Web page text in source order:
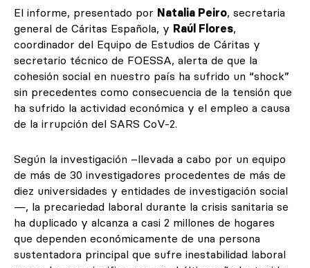
El informe, presentado por Natalia Peiro, secretaria
general de Cáritas Española, y Raúl Flores,
coordinador del Equipo de Estudios de Cáritas y
secretario técnico de FOESSA, alerta de que la
cohesión social en nuestro país ha sufrido un “shock”
sin precedentes como consecuencia de la tensión que
ha sufrido la actividad económica y el empleo a causa
de la irrupción del SARS CoV-2.
Según la investigación –llevada a cabo por un equipo
de más de 30 investigadores procedentes de más de
diez universidades y entidades de investigación social
—, la precariedad laboral durante la crisis sanitaria se
ha duplicado y alcanza a casi 2 millones de hogares
que dependen económicamente de una persona
sustentadora principal que sufre inestabilidad laboral